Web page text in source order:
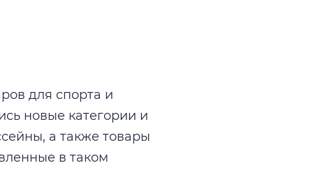
для спорта и
новые категории и
а также товары
в таком